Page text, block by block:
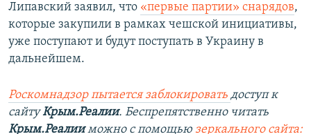
Липавский заявил, что «первые партии» снарядов,
которые закупили в рамках чешской инициативы,
уже поступают и будут поступать в Украину в
дальнейшем.
Роскомнадзор пытается заблокировать доступ к
сайтуКрым.Реалии. Беспрепятственно читать
Крым.Реалииможно с помощью зеркального сайта: